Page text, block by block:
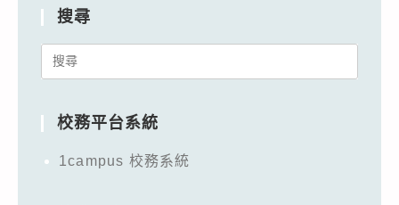
搜尋
Search
校務平台系統
1campus 校務系統